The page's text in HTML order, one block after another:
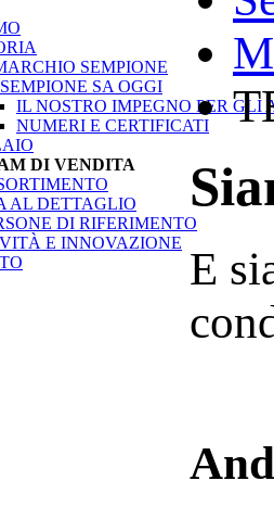
SEMPIONE
SA OGGI
IL NOSTRO IMPEGNO PER GLI
NUMERI E CERTIFICATI
DI VENDITA
AL DETTAGLIO
DI RIFERIMENTO
E INNOVAZIONE
E